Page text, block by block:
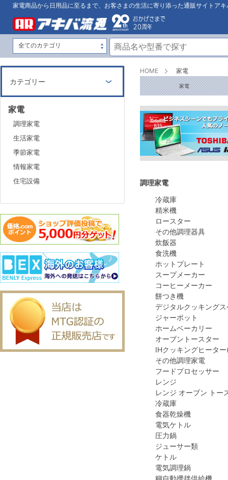
家電商品から日用品に至るまで、お客さまの生活に寄り添った通販サイトアキ
HOME 家電
家電
調理家電
冷蔵庫
精米機
ロースター
その他調理器具
炊飯器
食洗機
ホットプレート
スープメーカー
コーヒーメーカー
餅つき機
デジタルクッキング
ジャーポット
ホームベーカリー
オーブントースター
IHクッキングヒータ
その他調理家電
フードプロセッサー
レンジ
レンジ オーブン トー
冷蔵庫
食器乾燥機
電気ケトル
圧力鍋
ジューサー類
ケトル
電気調理鍋
糊自動攪拌供給機
カテゴリー
家電
調理家電
生活家電
季節家電
情報家電
住宅設備